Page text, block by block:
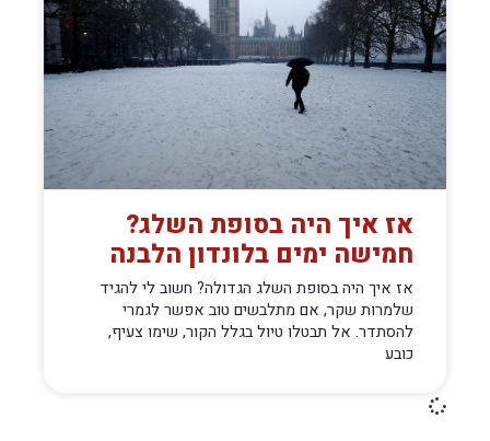
אז איך היה בסופת השלג?
חמישה ימים בלונדון הלבנה
אז איך היה בסופת השלג הגדולה? חשוב לי להגיד
שלמרות שקר, אם מתלבשים טוב אפשר לגמרי
להסתדר. אל תבטלו טיול בגלל הקור, שימו צעיף,
כובע